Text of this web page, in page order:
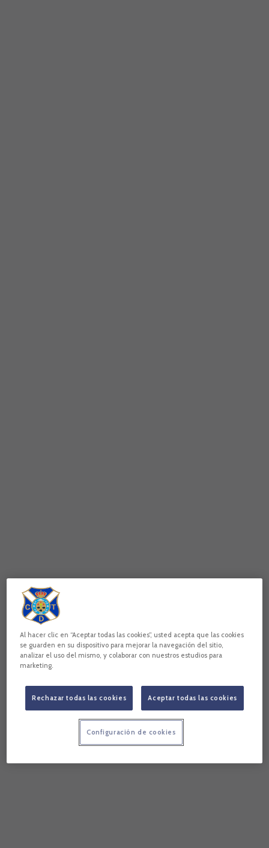
Al hacer clic en “Aceptar todas las cookies”, usted acepta que las cookies
se guarden en su dispositivo para mejorar la navegación del sitio,
analizar el uso del mismo, y colaborar con nuestros estudios para
marketing.
Rechazar todas las cookies Aceptar todas las cookies
Configuración de cookies